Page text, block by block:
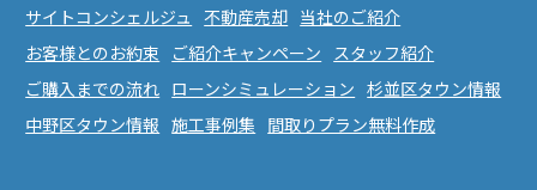
サイトコンシェルジュ
不動産売却 当社のご紹介
お客様とのお約束
ご紹介キャンペーン
スタッフ紹介
ご購入までの流れ ローンシミュレーション 杉並区タウン情報
中野区タウン情報 施工事例集 間取りプラン無料作成